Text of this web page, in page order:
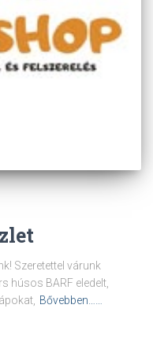
várunk
húsos BARF eledelt,
Bővebben……